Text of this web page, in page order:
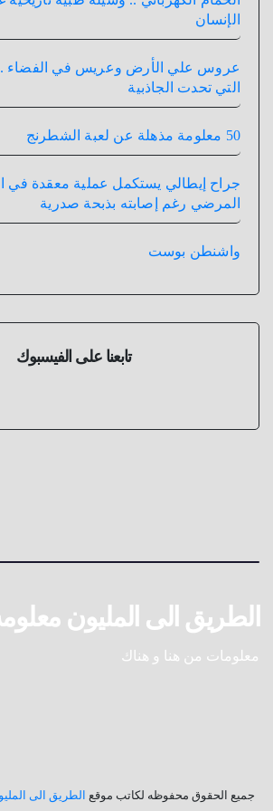
الإنسان
عروس علي الأرض وعريس في الفضاء
التي تحدت الجاذبية
50 معلومة مذهلة عن لعبة الشطرنج
جراح إيطالي يستكمل عملية معقدة في
المرضي رغم إصابته بذبحة صدرية
واشنطن بوست
تابعنا على الفيسبوك
الطريق الى المليون
معلومات من هنا و هناك
جميع الحقوق محفوظه لكاتب موقع الطريق الى